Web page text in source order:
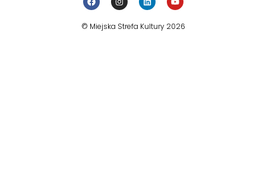
© Miejska Strefa Kultury 2026